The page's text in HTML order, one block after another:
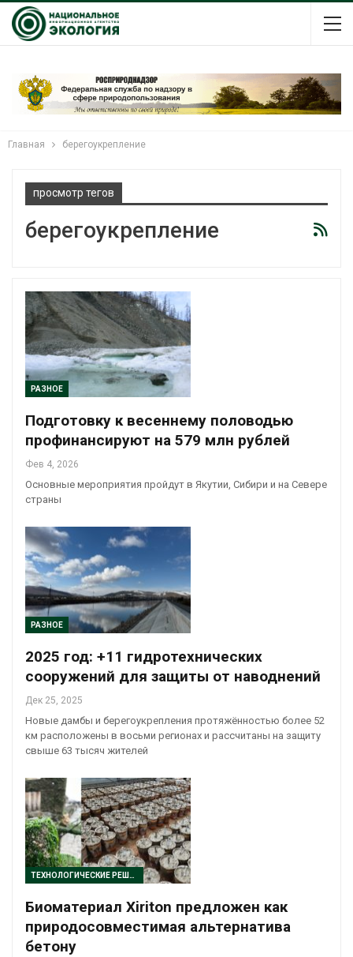
Главная берегоукрепление
просмотр тегов
берегоукрепление
РАЗНОЕ
Подготовку к весеннему половодью
профинансируют на 579 млн рублей
Фев 4, 2026
Основные мероприятия пройдут в Якутии, Сибири и на Севере
страны
РАЗНОЕ
2025 год: +11 гидротехнических
сооружений для защиты от наводнений
Дек 25, 2025
Новые дамбы и берегоукрепления протяжённостью более 52
км расположены в восьми регионах и рассчитаны на защиту
свыше 63 тысяч жителей
ТЕХНОЛОГИЧЕСКИЕ РЕШЕНИЯ
Биоматериал Xiriton предложен как
природосовместимая альтернатива
бетону